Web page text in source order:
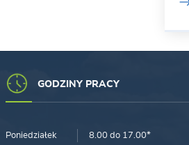
GODZINY PRACY
Poniedziałek 8.00 do 17.00*